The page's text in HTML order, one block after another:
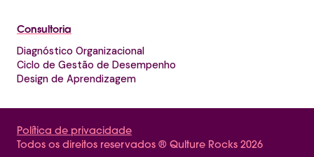
Consultoria
Diagnóstico Organizacional
Ciclo de Gestão de Desempenho
Design de Aprendizagem
Todos os direitos reservados ® Qulture Rocks 2026
Política de privacidade